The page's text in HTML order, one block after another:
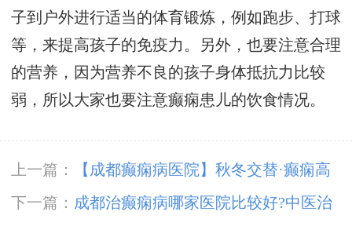
子到户外进行适当的体育锻炼，例如跑步、打球
等，来提高孩子的免疫力。另外，也要注意合理
的营养，因为营养不良的孩子身体抵抗力比较
弱，所以大家也要注意癫痫患儿的饮食情况。
上一篇：
【成都癫痫病医院】秋冬交替·癫痫高
发，11月9-10日，北京专家助力会诊解癫痫疑
下一篇： 成都治癫痫病哪家医院比较好?中医治